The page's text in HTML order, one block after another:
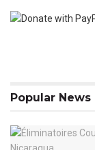
Popular News